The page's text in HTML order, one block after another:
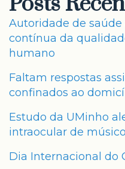
Autoridade de
contínua da
humano
Faltam respostas
confinados ao
Estudo da UMinho
intraocular de
Dia Internacional do